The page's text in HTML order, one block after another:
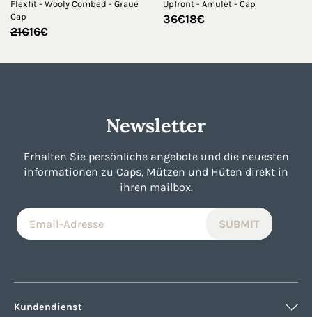
Flexfit - Wooly Combed - Graue
Cap
21€
Ursprünglicher
21€
16€
Aktueller
16€.
Upfront - Amulet - Cap
36€
Ursprünglicher
18€
Aktueller
Newsletter
Erhalten Sie persönliche angebote und die neuesten
informationen zu Caps, Mützen und Hüten direkt in
ihren mailbox.
Kundendienst